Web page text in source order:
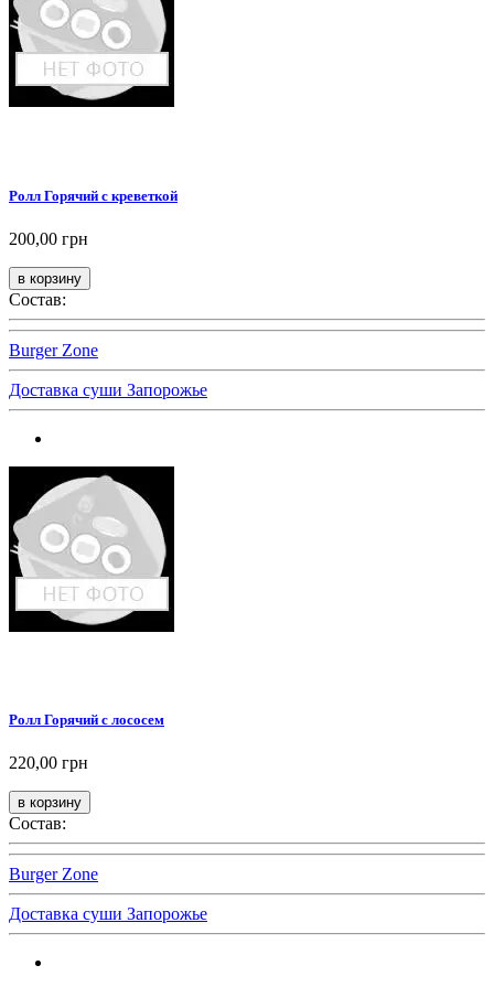
Ролл Горячий с креветкой
200,00 грн
Состав:
Burger Zone
Доставка суши Запорожье
Ролл Горячий с лососем
220,00 грн
Состав:
Burger Zone
Доставка суши Запорожье